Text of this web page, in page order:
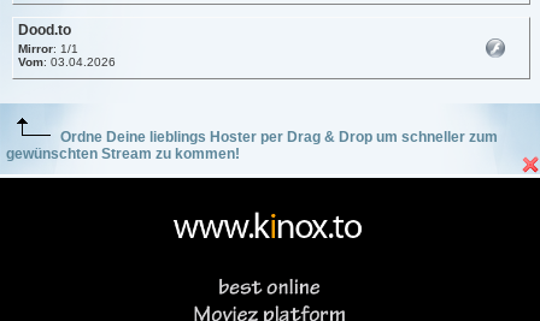
Dood.to
Mirror: 1/1
Vom: 03.04.2026
Ordne Deine lieblings Hoster per Drag & Drop um schneller zum
gewünschten Stream zu kommen!